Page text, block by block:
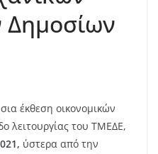
Δημοσίων
έκθεση οικονομικών
λειτουργίας του ΤΜΕΔΕ,
ύστερα από την